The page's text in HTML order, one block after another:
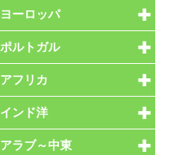
ヨーロッパ
ポルトガル
アフリカ
インド洋
アラブ～中東